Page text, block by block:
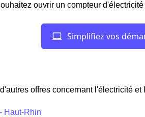
ouvrir un compteur
offres concernant l'électricité et
Haut-Rhin